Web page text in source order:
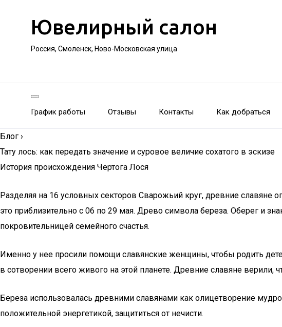
Ювелирный салон
Россия, Смоленск, Ново-Московская улица
График работы Отзывы Контакты Как добраться
Блог ›
Тату лось: как передать значение и суровое величие сохатого в эскизе
История происхождения Чертога Лося
Разделяя на 16 условных секторов Сварожьий круг, древние славяне
это приблизительно с 06 по 29 мая. Древо символа береза. Оберег и
покровительницей семейного счастья.
Именно у нее просили помощи славянские женщины, чтобы родить
в сотворении всего живого на этой планете. Древние славяне
Береза использовалась древними славянами как олицетворение
положительной энергетикой, защититься от нечисти.